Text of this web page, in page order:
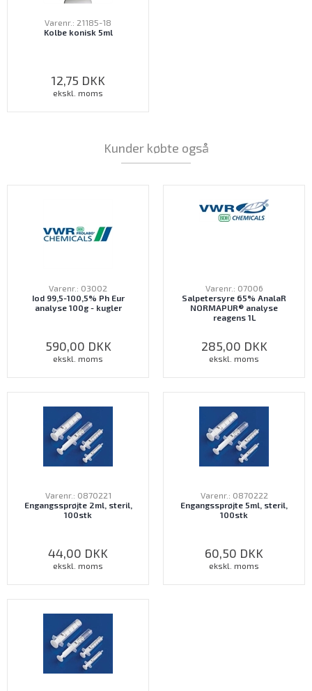
Varenr.: 21185-18
Kolbe konisk 5ml
12,75 DKK
ekskl. moms
Kunder købte også
Varenr.: 03002
Iod 99,5-100,5% Ph Eur
analyse 100g - kugler
590,00 DKK
ekskl. moms
Varenr.: 07006
Salpetersyre 65% AnalaR
NORMAPUR® analyse
reagens 1L
285,00 DKK
ekskl. moms
Varenr.: 0870221
Engangssprøjte 2ml, steril,
100stk
44,00 DKK
ekskl. moms
Varenr.: 0870222
Engangssprøjte 5ml, steril,
100stk
60,50 DKK
ekskl. moms